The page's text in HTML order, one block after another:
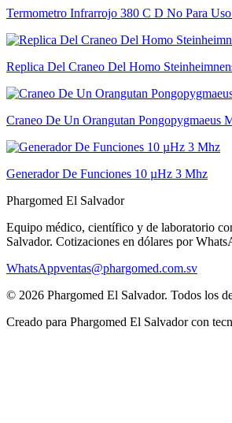
Termometro Infrarrojo 380 C D No Para
Replica Del Craneo Del Homo
Craneo De Un Orangutan Pongopygmaeus
Generador De Funciones 10 µHz 3 Mhz
Phargomed El Salvador
Equipo médico, científico y de laboratorio
Salvador. Cotizaciones en dólares por
WhatsAppventas@phargomed.com.sv
© 2026 Phargomed El Salvador. Todos los
Creado para Phargomed El Salvadorcon